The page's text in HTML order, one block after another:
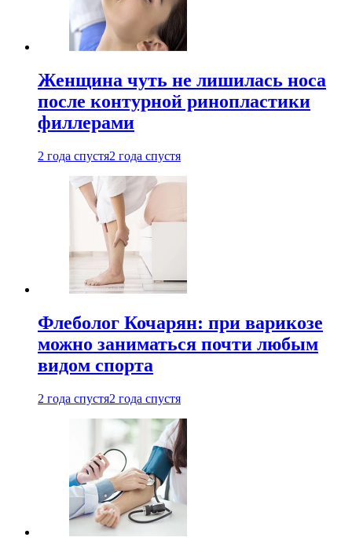
Женщина чуть не лишилась носа
после контурной ринопластики
филлерами
2 года спустя2 года спустя
Флеболог Кочарян: при варикозе
можно заниматься почти любым
видом спорта
2 года спустя2 года спустя